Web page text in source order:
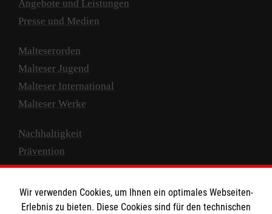
Angebote und Leistungen
Presse und Medien
Malteserorden
Malteser Jugend
Malteser International
Malteser Werke
Nachhaltigkeit
Prävention
Compliance
Transparenz
Spenden und Helfen
Wir verwenden Cookies, um Ihnen ein optimales Webseiten-
Erlebnis zu bieten. Diese Cookies sind für den technischen